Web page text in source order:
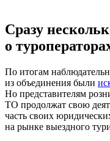
Сразу
о
По итогам
из объединения были
Но представителям
ТО продолжат свою
часть своих
на рынке выездного